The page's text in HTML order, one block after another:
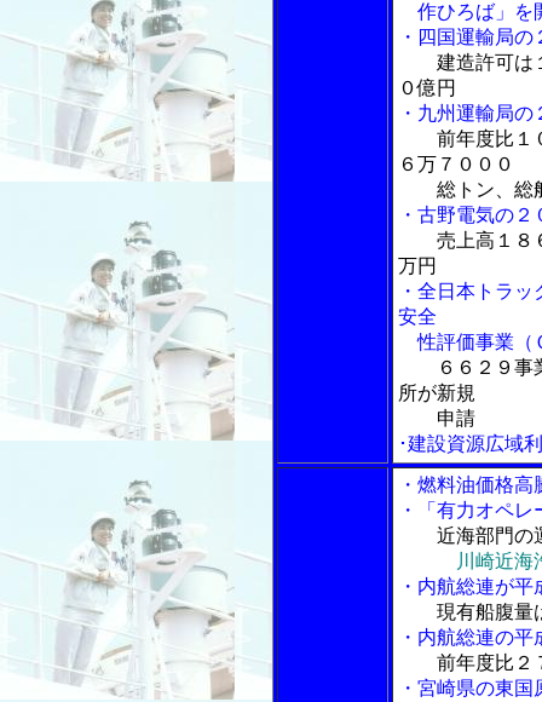
作ひろば」を
・四国運輸局
建造許可は
０億円
・九州運輸局
前年度比１
６万７０００
総トン、総
・古野電気の
売上高１８
万円
・全日本トラ
安全
性評価事業（
６６２９
所が新規
申請
･建設資源広域
・燃料油価格
・「有力オペ
近海部門の
川崎近
・内航総連が
現有船腹量
・内航総連の
前年度比２
・宮崎県の東